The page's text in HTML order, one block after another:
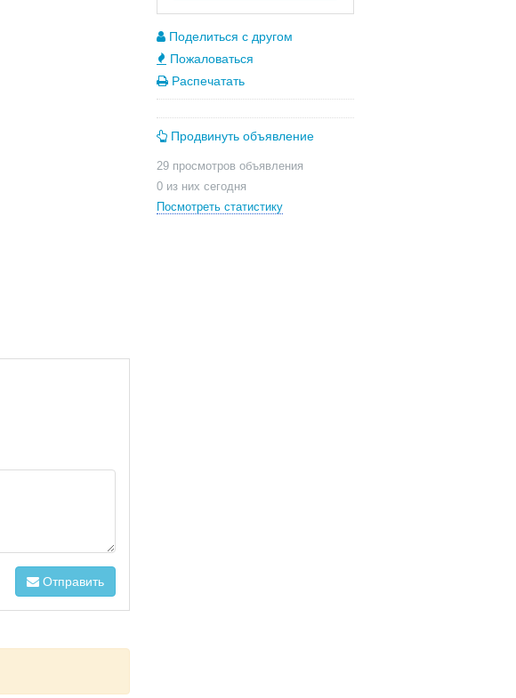
Отправить
Поделиться с другом
Пожаловаться
Распечатать
Продвинуть объявление
29 просмотров объявления
0 из них сегодня
Посмотреть статистику